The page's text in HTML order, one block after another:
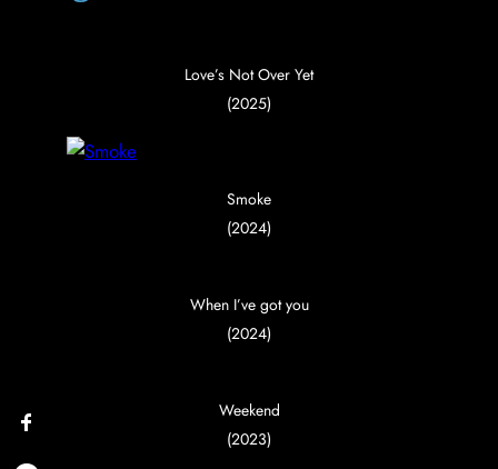
Love’s Not Over Yet
(2025)
Smoke
(2024)
When I’ve got you
(2024)
Weekend
(2023)